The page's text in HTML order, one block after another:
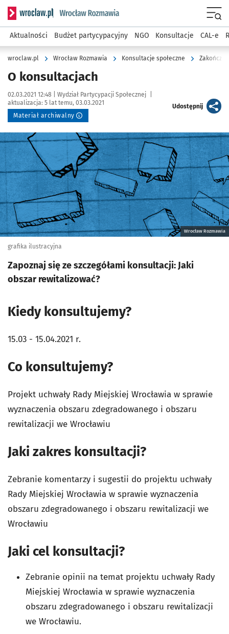
Serwis informacyjny wroclaw.pl podserwis: Rozmawia
Aktualności Budżet partycypacyjny NGO Konsultacje CAL-e
wroclaw.pl Wrocław Rozmawia Konsultacje społeczne
O konsultacjach
Data publikacji:
02.03.2021 12:48 | Autor:
Wydział Partycypacji Społecznej
aktualizacja: 5 lat temu, 03.03.2021
Materiał archiwalny
Udostępnijartykuł
Kliknij, aby powiększyć
Wrocław Rozmawia
grafika ilustracyjna
Zapoznaj się ze szczegółami konsultacji: Jaki
obszar rewitalizować?
Kiedy konsultujemy?
15.03 - 15.04.2021 r.
Co konsultujemy?
Projekt uchwały Rady Miejskiej Wrocławia w sprawie
wyznaczenia obszaru zdegradowanego i obszaru
rewitalizacji we Wrocławiu
Jaki zakres konsultacji?
Zebranie komentarzy i sugestii do projektu uchwały
Rady Miejskiej Wrocławia w sprawie wyznaczenia
obszaru zdegradowanego i obszaru rewitalizacji we
Wrocławiu
Jaki cel konsultacji?
Zebranie opinii na temat projektu uchwały Rady
Miejskiej Wrocławia w sprawie wyznaczenia
obszaru zdegradowanego i obszaru rewitalizacji
we Wrocławiu.